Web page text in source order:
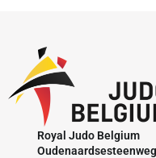
Royal Judo Belgium